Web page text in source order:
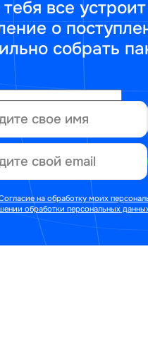
тебя все
о
собрать
на обработку моих
обработки персональных